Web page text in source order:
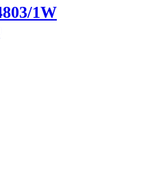
1W